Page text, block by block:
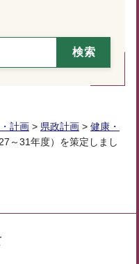
計画 > 県政計画 > 健康・
～31年度）を策定しまし